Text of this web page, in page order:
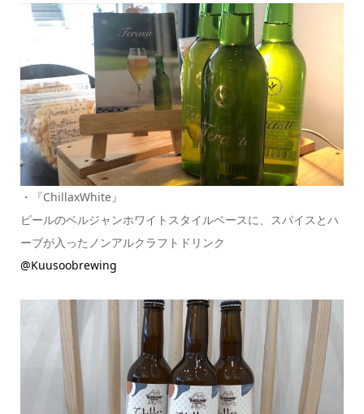
・『ChillaxWhite』
ビールのベルジャンホワイトスタイルベースに、スパイスとハ
ーブが入ったノンアルクラフトドリンク
@Kuusoobrewing